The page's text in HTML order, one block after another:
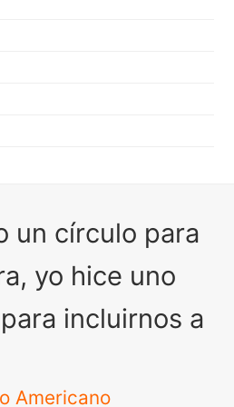
un círculo para
yo hice uno
incluirnos a
Americano